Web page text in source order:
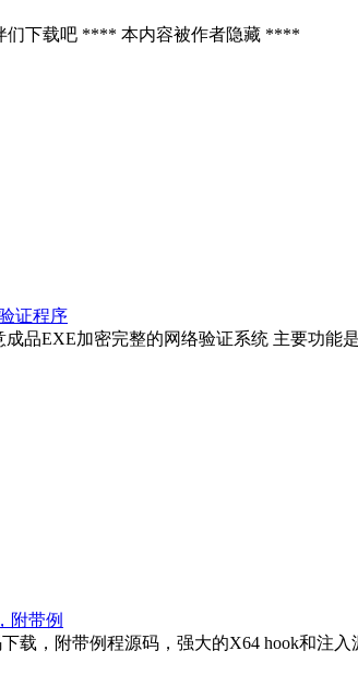
们下载吧 **** 本内容被作者隐藏 ****
证程序
品EXE加密完整的网络验证系统 主要功能
附带例
载，附带例程源码，强大的X64 hook和注入